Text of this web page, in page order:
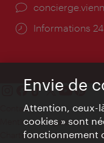
Ort:
Öffnungszeiten:
Informations
Contact
Mentions obligatoires
Charte sur le respect de
Envie de
Attention, ceux-
cookies » sont
fonctionnement